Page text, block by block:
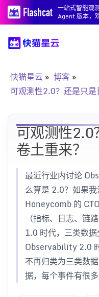
一站式智能观
Agent 版本，
快猫星云
博客
可观测性2.0？还是只是
可观测性2.0
卷土重来？
最近行业内讨论
么算是 2.0？如果
Honeycomb 的
（指标、日志、
1.0 时代，三类数
Observability 2.0
不再归类为三类数
据，每个事件有很多